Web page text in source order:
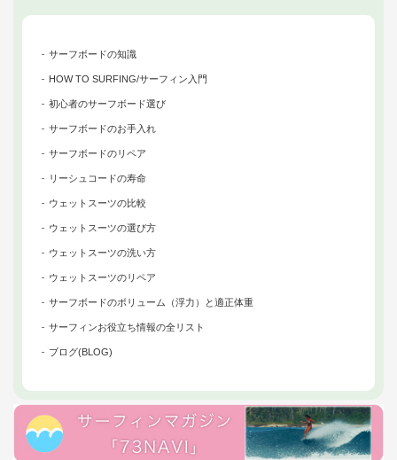
サーフボードの知識
HOW TO SURFING/サーフィン入門
初心者のサーフボード選び
サーフボードのお手入れ
サーフボードのリペア
リーシュコードの寿命
ウェットスーツの比較
ウェットスーツの選び方
ウェットスーツの洗い方
ウェットスーツのリペア
サーフボードのボリューム（浮力）と適正体重
サーフィンお役立ち情報の全リスト
ブログ(BLOG)